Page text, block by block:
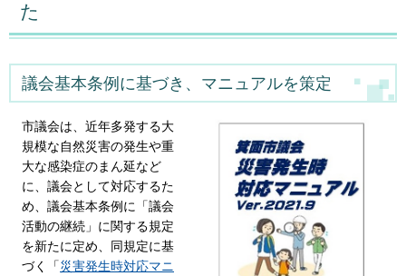
た
議会基本条例に基づき、マニュアルを策定
市議会は、近年多発する大
規模な自然災害の発生や重
大な感染症のまん延など
に、議会として対応するた
め、議会基本条例に「議会
活動の継続」に関する規定
を新たに定め、同規定に基
づく「災害発生時対応マニ